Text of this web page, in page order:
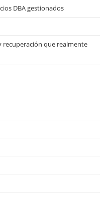
DBA gestionados
recuperación que realmente